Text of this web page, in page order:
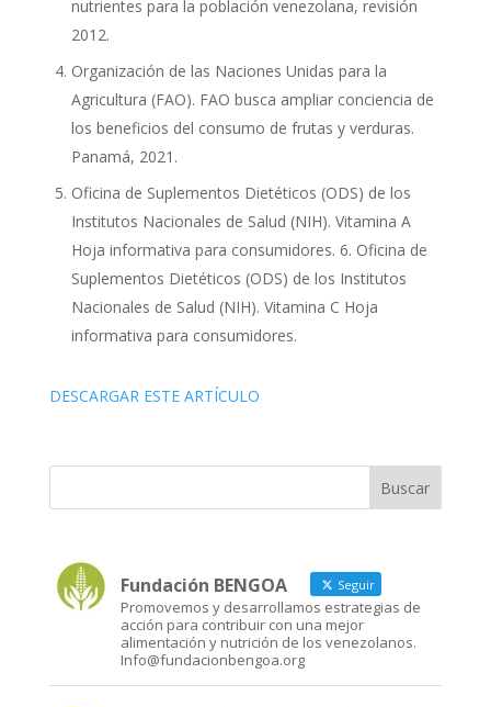
nutrientes para la población venezolana, revisión
2012.
Organización de las Naciones Unidas para la
Agricultura (FAO). FAO busca ampliar conciencia de
los beneficios del consumo de frutas y verduras.
Panamá, 2021.
Oficina de Suplementos Dietéticos (ODS) de los
Institutos Nacionales de Salud (NIH). Vitamina A
Hoja informativa para consumidores. 6. Oficina de
Suplementos Dietéticos (ODS) de los Institutos
Nacionales de Salud (NIH). Vitamina C Hoja
informativa para consumidores.
DESCARGAR ESTE ARTÍCULO
Fundación BENGOA Seguir
Promovemos y desarrollamos estrategias de
acción para contribuir con una mejor
alimentación y nutrición de los venezolanos.
Info@fundacionbengoa.org